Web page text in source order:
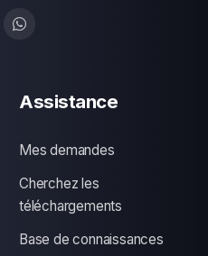
Assistance
Mes demandes
Cherchez les
téléchargements
Base de connaissances